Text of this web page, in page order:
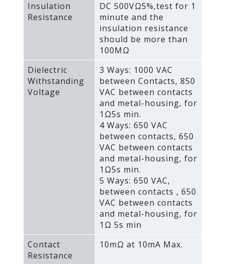
Insulation
Resistance
DC 500VΩ5%‚test for 1
minute and the
insulation resistance
should be more than
100MΩ
Dielectric
Withstanding
Voltage
3 Ways: 1000 VAC
between Contacts‚ 850
VAC between contacts
and metal-housing‚ for
1Ω5s min.
4 Ways: 650 VAC
between contacts‚ 650
VAC between contacts
and metal-housing‚ for
1Ω5s min.
5 Ways: 650 VAC‚
between contacts ‚ 650
VAC between contacts
and metal-housing‚ for
1Ω 5s min
Contact
Resistance
10mΩ at 10mA Max.